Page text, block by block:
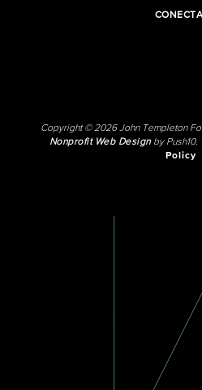
Copyright © 2026 John Templeton
Nonprofit Web Designby Push10.
Policy